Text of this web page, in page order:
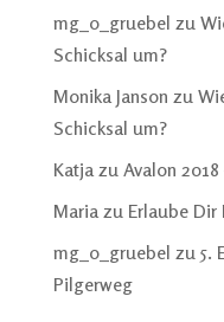
mg_o_gruebel zu
Schicksal um?
Monika Janson zu
Schicksal um?
Katjazu Avalon
Mariazu Erlaube
mg_o_gruebel zu 5.
Pilgerweg